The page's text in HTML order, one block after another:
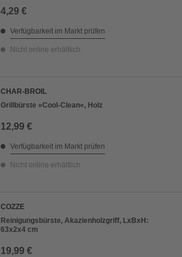
4,29 €
Verfügbarkeit im Markt prüfen
Nicht online erhältlich
CHAR-BROIL
Grillbürste »Cool-Clean«, Holz
12,99 €
Verfügbarkeit im Markt prüfen
Nicht online erhältlich
COZZE
Reinigungsbürste, Akazienholzgriff, LxBxH:
63x2x4 cm
19,99 €